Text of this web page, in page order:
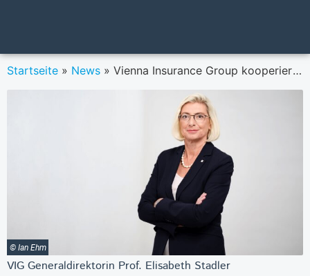
Startseite » News » Vienna Insurance Group kooperiert mit willdienstrad und erweitert Gesundheitskonzept
© Ian Ehm
VIG Generaldirektorin Prof. Elisabeth Stadler